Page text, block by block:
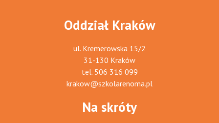
Oddział Kraków
ul. Kremerowska 15/2
31-130 Kraków
tel. 506 316 099
krakow@szkolarenoma.pl
Na skróty